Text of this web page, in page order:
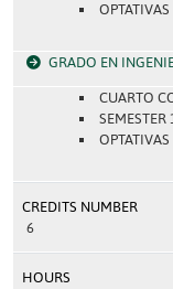
OPTATIVAS
GRADO EN
CUARTO
SEMESTER
OPTATIVAS
CREDITS NUMBER
6
HOURS